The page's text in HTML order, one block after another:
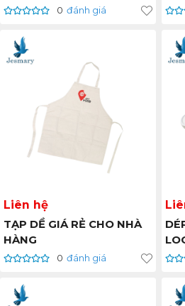
0 đánh giá
Liên hệ
TẠP DỀ GIÁ RẺ CHO NHÀ
HÀNG
0 đánh giá